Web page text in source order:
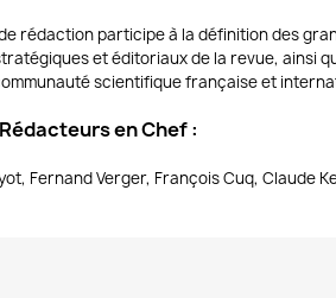
rédaction participe à la définition des
et éditoriaux de la revue, ainsi
scientifique française et
en Chef :
Fernand Verger, François Cuq, Claude